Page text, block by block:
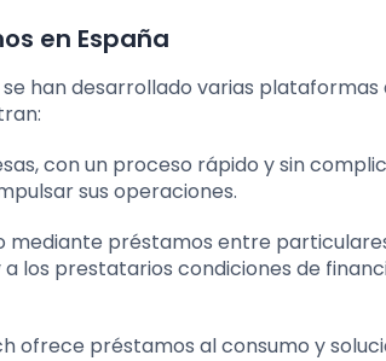
en España
han desarrollado varias plataformas
con un proceso rápido y sin
sus operaciones.
mediante préstamos entre
los prestatarios condiciones de
ofrece préstamos al consumo y